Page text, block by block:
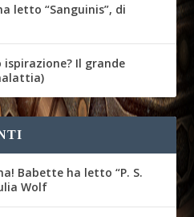
letto “Sanguinis”, di
ispirazione? Il grande
Babette ha letto “P. S.
Wolf